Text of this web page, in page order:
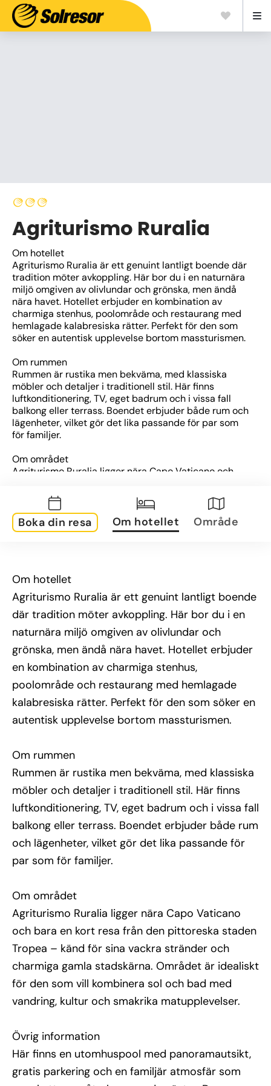
Agriturismo Ruralia
Om hotellet
Agriturismo Ruralia är ett genuint lantligt boende där
tradition möter avkoppling. Här bor du i en naturnära
miljö omgiven av olivlundar och grönska, men ändå
nära havet. Hotellet erbjuder en kombination av
charmiga stenhus, poolområde och restaurang med
hemlagade kalabresiska rätter. Perfekt för den som
söker en autentisk upplevelse bortom massturismen.
Om rummen
Rummen är rustika men bekväma, med klassiska
möbler och detaljer i traditionell stil. Här finns
luftkonditionering, TV, eget badrum och i vissa fall
balkong eller terrass. Boendet erbjuder både rum och
lägenheter, vilket gör det lika passande för par som
för familjer.
Om området
Agriturismo Ruralia ligger nära Capo Vaticano och
– känd för sina vackra stränder och charmiga gamla
stadskärna. Området är idealiskt för den som vill
kombinera sol och bad med vandring, kultur och
smakrika matupplevelser.
gratis parkering och en familjär atmosfär som
uppskattas av återkommande gäster. Den egna
restaurangen serverar traditionella rätter baserade
på lokala råvaror, ofta från gården själv. En perfekt
plats för att varva ner och uppleva det äkta
Boka din resa Om hotellet Område
Om hotellet
Agriturismo Ruralia är ett genuint lantligt boende
där tradition möter avkoppling. Här bor du i en
naturnära miljö omgiven av olivlundar och
grönska, men ändå nära havet. Hotellet erbjuder
en kombination av charmiga stenhus,
poolområde och restaurang med hemlagade
kalabresiska rätter. Perfekt för den som söker en
autentisk upplevelse bortom massturismen.
Om rummen
Rummen är rustika men bekväma, med klassiska
möbler och detaljer i traditionell stil. Här finns
luftkonditionering, TV, eget badrum och i vissa fall
balkong eller terrass. Boendet erbjuder både rum
och lägenheter, vilket gör det lika passande för
par som för familjer.
Om området
Agriturismo Ruralia ligger nära Capo Vaticano
och bara en kort resa från den pittoreska staden
Tropea – känd för sina vackra stränder och
charmiga gamla stadskärna. Området är idealiskt
för den som vill kombinera sol och bad med
vandring, kultur och smakrika matupplevelser.
Övrig information
Här finns en utomhuspool med panoramautsikt,
gratis parkering och en familjär atmosfär som